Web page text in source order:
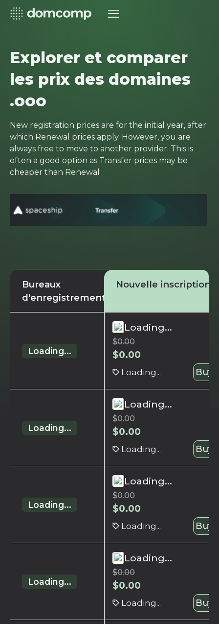
Explorer et comparer
les prix des domaines
.ooo
New registration prices are for the initial year, after
which Renewal prices apply. However, you are
always free to move to another provider. This is
often a good option as Transfer prices may be
cheaper than Renewal
Bureaux
d'enregistrement
Nouvelle inscription
Loading...
Loading...
$0.00
$0.00
Loading... Buy
Loading...
Loading...
$0.00
$0.00
Loading... Buy
Loading...
Loading...
$0.00
$0.00
Loading... Buy
Loading...
Loading...
$0.00
$0.00
Loading... Buy